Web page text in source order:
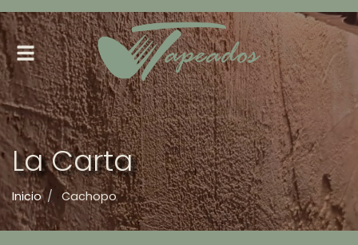
Alternar
navegación
La Carta
Inicio Cachopo